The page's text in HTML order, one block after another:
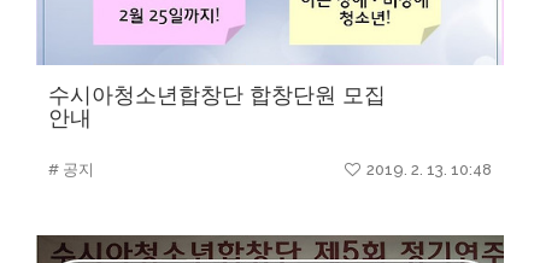
수시아청소년합창단 합창단원 모집
안내
# 공지 2019. 2. 13. 10:48